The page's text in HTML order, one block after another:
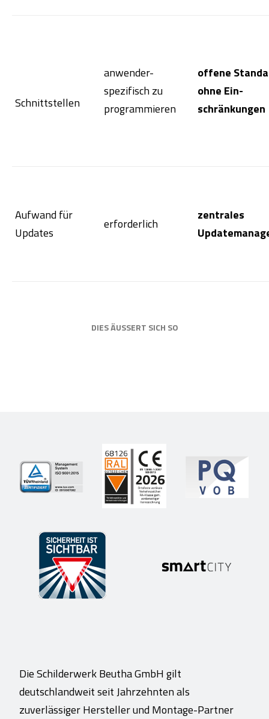
Schnittstellen
anwender-
spezifisch zu
programmieren
offene
ohne Ein-
schränkungen
Aufwand für
Updates
erforderlich
zentrales
DIES ÄUSSERT SICH SO
Die Schilderwerk Beutha GmbH gilt
deutschlandweit seit Jahrzehnten als
zuverlässiger Hersteller und Montage-Partner